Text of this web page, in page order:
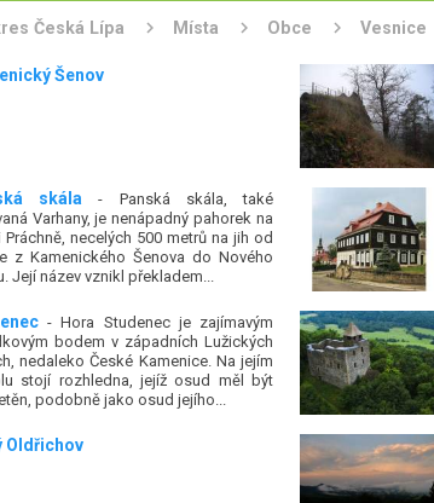
Česká Lípa Místa Obce Vesnice
Šenov
skála - Panská skála, také
Varhany, je nenápadný pahorek na
Práchně, necelých 500 metrů na jih od
z Kamenického Šenova do Nového
Její název vznikl překladem...
- Hora Studenec je zajímavým
bodem v západních Lužických
nedaleko České Kamenice. Na jejím
stojí rozhledna, jejíž osud měl být
podobně jako osud jejího...
Oldřichov